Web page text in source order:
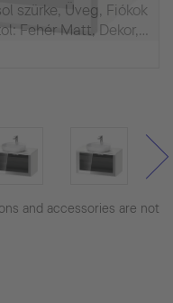
szürke, Üveg, Fiókok
Fehér Matt, Dekor,
and accessories are not